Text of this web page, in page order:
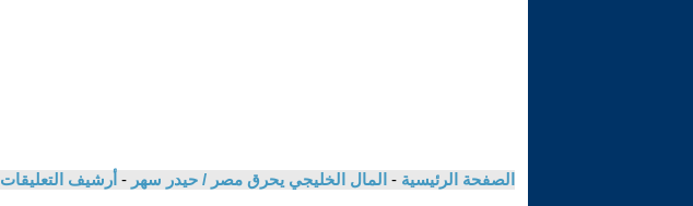
الصفحة الرئيسية - المال الخليجي يحرق مصر / حيدر سهر - أرشيف التعليقات